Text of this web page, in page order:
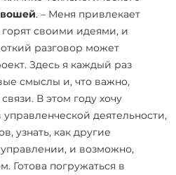
. – Меня привлекает
своими идеями, и
разговор может
Здесь я каждый раз
смыслы и, что важно,
В этом году хочу
деятельности,
узнать, как другие
и возможно,
Готова погружаться в